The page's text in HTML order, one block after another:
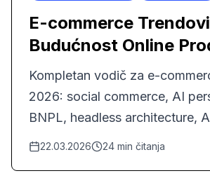
E-commerce
Budućnost Online
Kompletan vodič za e-
2026: social commerce, AI
BNPL, headless architecture,
shopping, subscription modeli i
22.03.2026 24 min čitanja